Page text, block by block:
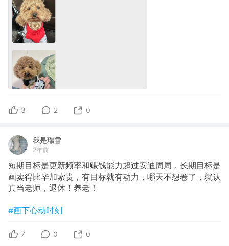
3 2 0
我是瑞雪
2年前
短期目标是更新频率和赚钱能力超过安迪周周，长期目标是
画卖得比毕加索贵，有目标就有动力，哪天不想卷了，就认
真当老师，退休！养老！
#画下心动时刻
7 0 0